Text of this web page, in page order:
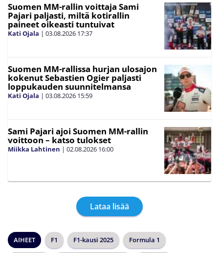
Suomen MM-rallin voittaja Sami
Pajari paljasti, miltä kotirallin
paineet oikeasti tuntuivat
Kati Ojala | 03.08.2026 17:37
Suomen MM-rallissa hurjan ulosajon
kokenut Sebastien Ogier paljasti
loppukauden suunnitelmansa
Kati Ojala | 03.08.2026 15:59
Sami Pajari ajoi Suomen MM-rallin
voittoon – katso tulokset
Miikka Lahtinen | 02.08.2026 16:00
Lataa lisää
AIHEET F1 F1-kausi 2025 Formula 1